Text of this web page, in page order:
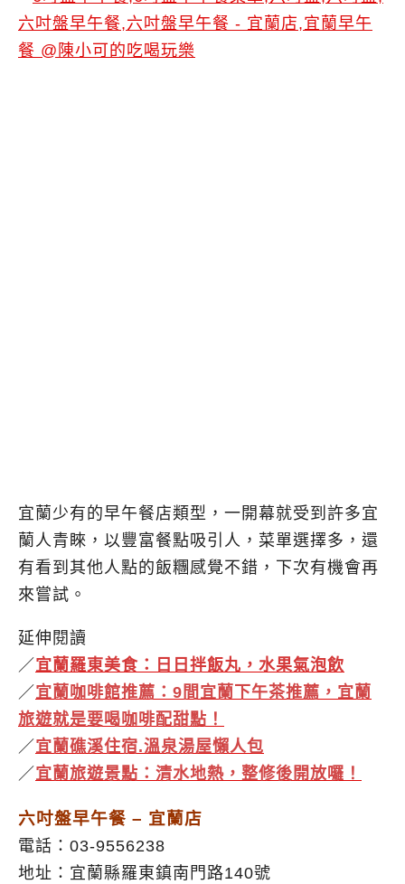
宜蘭少有的早午餐店類型，一開幕就受到許多宜
蘭人青睞，以豐富餐點吸引人，菜單選擇多，還
有看到其他人點的飯糰感覺不錯，下次有機會再
來嘗試。
延伸閱讀
／ 宜蘭羅東美食：日日拌飯丸，水果氣泡飲
／ 宜蘭咖啡館推薦：9間宜蘭下午茶推薦，宜蘭
旅遊就是要喝咖啡配甜點！
／ 宜蘭礁溪住宿.溫泉湯屋懶人包
／ 宜蘭旅遊景點：清水地熱，整修後開放囉！
六吋盤早午餐 – 宜蘭店
電話：03-9556238
地址：宜蘭縣羅東鎮南門路140號